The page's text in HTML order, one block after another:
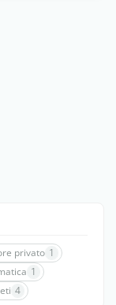
privato 1
1
4